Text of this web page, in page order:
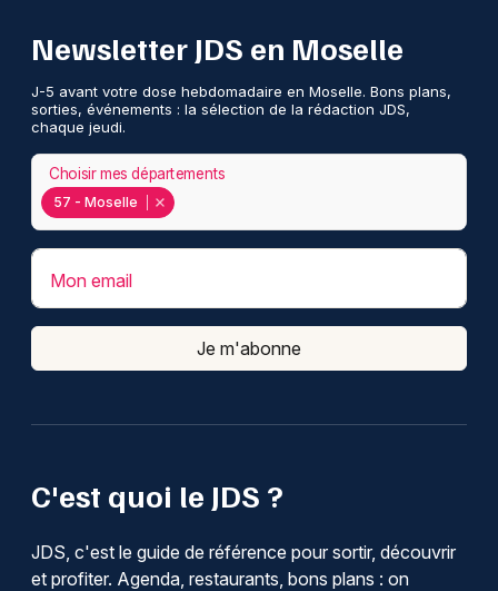
C'est quoi le JDS ?
JDS, c'est le guide de référence pour sortir, découvrir
et profiter. Agenda, restaurants, bons plans : on
Newsletter JDS en Moselle
J-5 avant votre dose hebdomadaire en Moselle. Bons plans,
sorties, événements : la sélection de la rédaction JDS,
chaque jeudi.
57 - Moselle
Choisir mes départements
Mon email
Je m'abonne